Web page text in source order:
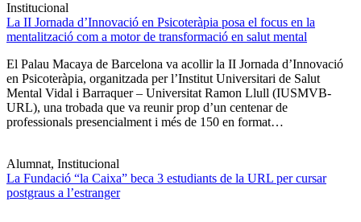
Institucional
La II Jornada d’Innovació en Psicoteràpia posa el focus en la
mentalització com a motor de transformació en salut mental
El Palau Macaya de Barcelona va acollir la II Jornada d’Innovació
en Psicoteràpia, organitzada per l’Institut Universitari de Salut
Mental Vidal i Barraquer – Universitat Ramon Llull (IUSMVB-
URL), una trobada que va reunir prop d’un centenar de
professionals presencialment i més de 150 en format…
Alumnat, Institucional
La Fundació “la Caixa” beca 3 estudiants de la URL per cursar
postgraus a l’estranger